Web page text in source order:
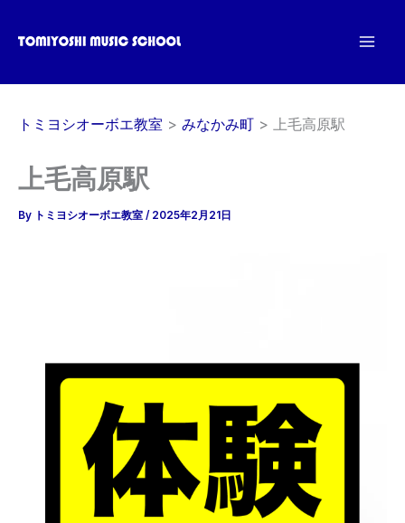
ス
トミヨシオーボエ教室 みなかみ町 上毛高原駅
上毛高原駅
By トミヨシオーボエ教室 / 2025年2月21日